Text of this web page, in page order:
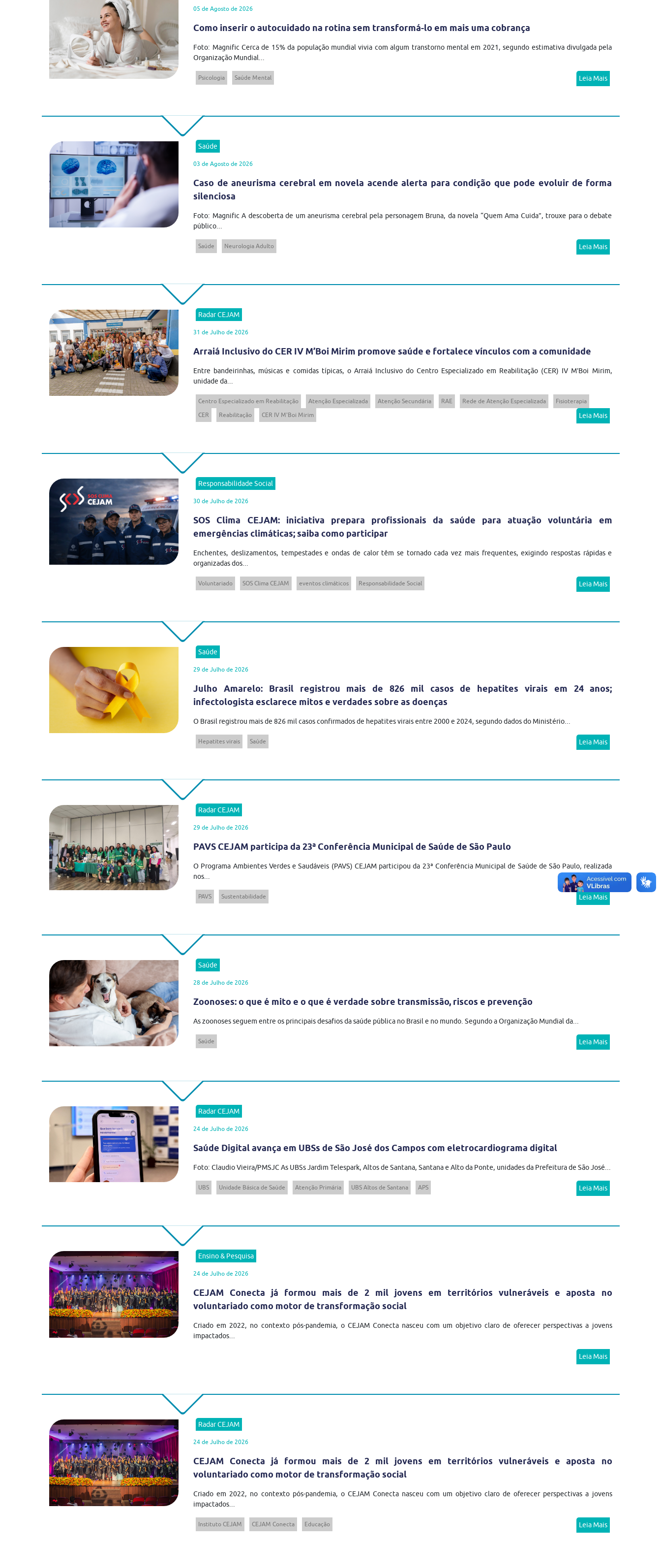
05 de Agosto de 2026
Como inserir o autocuidado na rotina sem transformá-lo em mais uma cobrança
Foto: Magnific Cerca de 15% da população mundial vivia com algum transtorno mental em 2021, segundo estimativa divulgada pela
Organização Mundial...
Psicologia Saúde Mental Leia Mais
Saúde
03 de Agosto de 2026
Caso de aneurisma cerebral em novela acende alerta para condição que pode evoluir de forma
silenciosa
Foto: Magnific A descoberta de um aneurisma cerebral pela personagem Bruna, da novela “Quem Ama Cuida”, trouxe para o debate
público...
Saúde Neurologia Adulto Leia Mais
Radar CEJAM
31 de Julho de 2026
Arraiá Inclusivo do CER IV M’Boi Mirim promove saúde e fortalece vínculos com a comunidade
Entre bandeirinhas, músicas e comidas típicas, o Arraiá Inclusivo do Centro Especializado em Reabilitação (CER) IV M’Boi Mirim,
unidade da...
Centro Especializado em Reabilitação Atenção Especializada Atenção Secundária RAE Rede de Atenção Especializada
Fisioterapia
CER
Reabilitação CER IV M'Boi Mirim Leia Mais
Responsabilidade Social
30 de Julho de 2026
SOS Clima CEJAM: iniciativa prepara profissionais da saúde para atuação voluntária em
emergências climáticas; saiba como participar
Enchentes, deslizamentos, tempestades e ondas de calor têm se tornado cada vez mais frequentes, exigindo respostas rápidas e
organizadas dos...
Voluntariado SOS Clima CEJAM eventos climáticos Responsabilidade Social Leia Mais
Saúde
29 de Julho de 2026
Julho Amarelo: Brasil registrou mais de 826 mil casos de hepatites virais em 24 anos;
infectologista esclarece mitos e verdades sobre as doenças
O Brasil registrou mais de 826 mil casos confirmados de hepatites virais entre 2000 e 2024, segundo dados do Ministério...
Hepatites virais Saúde Leia Mais
Radar CEJAM
29 de Julho de 2026
PAVS CEJAM participa da 23ª Conferência Municipal de Saúde de São Paulo
O Programa Ambientes Verdes e Saudáveis (PAVS) CEJAM participou da 23ª Conferência Municipal de Saúde de São Paulo, realizada
nos...
PAVS Sustentabilidade Leia Mais
Saúde
28 de Julho de 2026
Zoonoses: o que é mito e o que é verdade sobre transmissão, riscos e prevenção
As zoonoses seguem entre os principais desafios da saúde pública no Brasil e no mundo. Segundo a Organização Mundial da...
Saúde Leia Mais
Radar CEJAM
24 de Julho de 2026
Saúde Digital avança em UBSs de São José dos Campos com eletrocardiograma digital
Foto: Claudio Vieira/PMSJC As UBSs Jardim Telespark, Altos de Santana, Santana e Alto da Ponte, unidades da Prefeitura de São José...
UBS Unidade Básica de Saúde Atenção Primária UBS Altos de Santana APS Leia Mais
Ensino & Pesquisa
24 de Julho de 2026
CEJAM Conecta já formou mais de 2 mil jovens em territórios vulneráveis e aposta no
voluntariado como motor de transformação social
Criado em 2022, no contexto pós-pandemia, o CEJAM Conecta nasceu com um objetivo claro de oferecer perspectivas a jovens
impactados...
Leia Mais
Radar CEJAM
24 de Julho de 2026
CEJAM Conecta já formou mais de 2 mil jovens em territórios vulneráveis e aposta no
voluntariado como motor de transformação social
Criado em 2022, no contexto pós-pandemia, o CEJAM Conecta nasceu com um objetivo claro de oferecer perspectivas a jovens
impactados...
Instituto CEJAM CEJAM Conecta Educação Leia Mais